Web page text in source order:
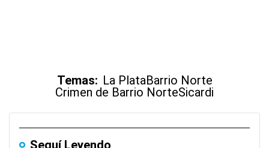
Temas: La PlataBarrio Norte
Crimen de Barrio NorteSicardi
Seguí Leyendo